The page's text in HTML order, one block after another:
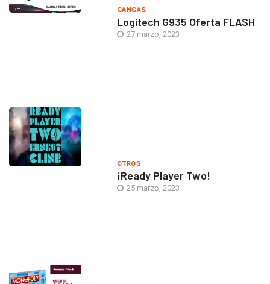
GANGAS
Logitech G935 Oferta FLASH
27 marzo, 2023
OTROS
¡Ready Player Two!
25 marzo, 2023